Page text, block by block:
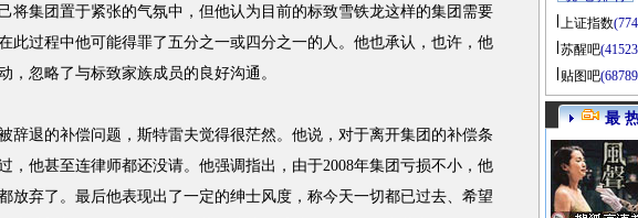
集团置于紧张的气氛中，但他认为目前的标致雪铁龙这样的集团需要
此过程中他可能得罪了五分之一或四分之一的人。他也承认，也许，他
，忽略了与标致家族成员的良好沟通。
退的补偿问题，斯特雷夫觉得很茫然。他说，对于离开集团的补偿条
，他甚至连律师都还没请。他强调指出，由于2008年集团亏损不小，他
放弃了。最后他表现出了一定的绅士风度，称今天一切都已过去、希望
上证指数
苏醒吧
贴图吧
最